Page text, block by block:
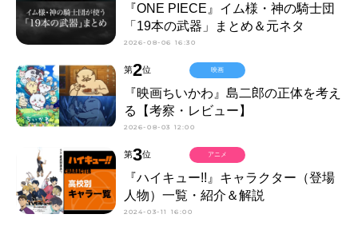
『ONE PIECE』イム様・神の騎士団
「19本の武器」まとめ＆元ネタ
2026-08-06 16:30
第2位
『映画ちいかわ』島二郎の正体を考え
る【考察・レビュー】
2026-08-03 12:00
映画
第3位
『ハイキュー!!』キャラクター（登場
人物）一覧・紹介＆解説
2024-03-11 16:00
アニメ